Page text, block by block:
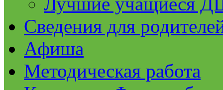
Сведения для
Афиша
Методическая работа